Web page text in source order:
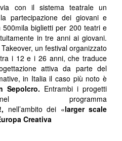
con il sistema teatrale un
partecipazione dei giovani e
biglietti per 200 teatri e
in tre anni ai giovani.
un festival organizzato
i 12 e i 26 anni, che traduce
attiva da parte del
in Italia il caso più noto è
Sepolcro. Entrambi i progetti
programma
nell’ambito dei «larger scale
Creativa